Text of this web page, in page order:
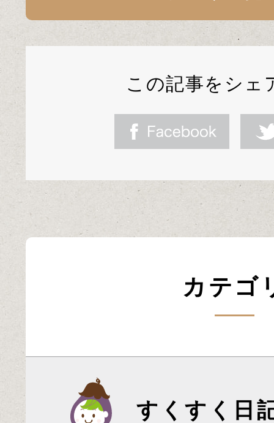
この記事をシェ
カテゴ
すくすく日